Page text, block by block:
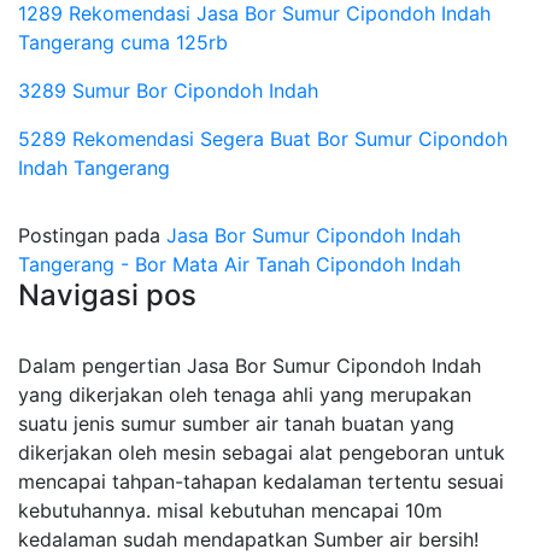
1289 Rekomendasi Jasa Bor Sumur Cipondoh Indah
Tangerang cuma 125rb
3289 Sumur Bor Cipondoh Indah
5289 Rekomendasi Segera Buat Bor Sumur Cipondoh
Indah Tangerang
Postingan pada Jasa Bor Sumur Cipondoh Indah
Tangerang - Bor Mata Air Tanah Cipondoh Indah
Navigasi pos
Dalam pengertian Jasa Bor Sumur Cipondoh Indah
yang dikerjakan oleh tenaga ahli yang merupakan
suatu jenis sumur sumber air tanah buatan yang
dikerjakan oleh mesin sebagai alat pengeboran untuk
mencapai tahpan-tahapan kedalaman tertentu sesuai
kebutuhannya. misal kebutuhan mencapai 10m
kedalaman sudah mendapatkan Sumber air bersih!